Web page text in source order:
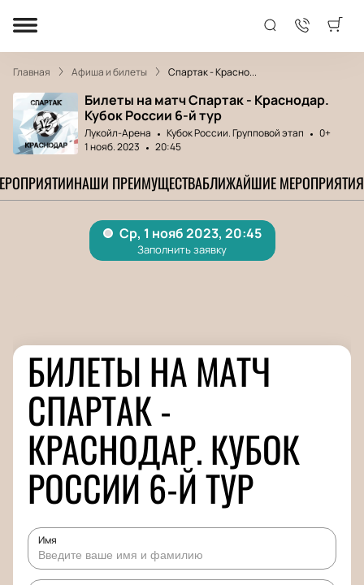
Главная Афиша и билеты Спартак - Красно...
Билеты на матч Спартак - Краснодар.
Кубок России 6-й тур
Лукойл-Арена Кубок России. Групповой этап
0+
1 нояб. 2023
20:45
НАШИ ПРЕИМУЩЕСТВАБЛИЖАЙШИЕ МЕРОПРИЯТИЯ
БИЛЕТЫ НА МАТЧ
СПАРТАК -
КРАСНОДАР. КУБОК
РОССИИ 6-Й ТУР
Имя